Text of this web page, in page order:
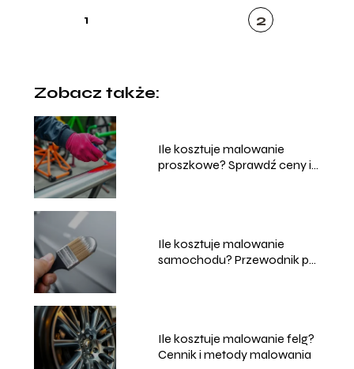
1 2
Zobacz także:
Ile kosztuje malowanie
proszkowe? Sprawdź ceny i
Ile kosztuje malowanie
samochodu? Przewodnik po
Ile kosztuje malowanie felg?
Cennik i metody malowania